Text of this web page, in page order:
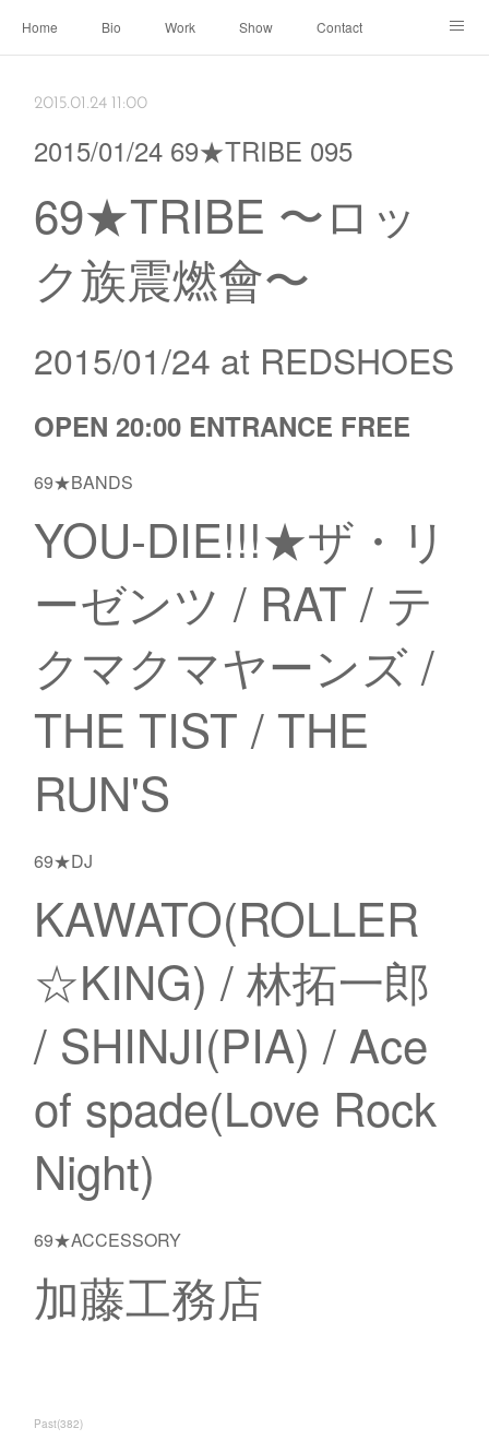
Home Bio Work Show Contact
2015.01.24 11:00
2015/01/24 69★TRIBE 095
69★TRIBE 〜ロッ
ク族震燃會〜
2015/01/24 at REDSHOES
OPEN 20:00 ENTRANCE FREE
69★BANDS
YOU-DIE!!!★ザ・リ
ーゼンツ / RAT / テ
クマクマヤーンズ /
THE TIST / THE
RUN'S
69★DJ
KAWATO(ROLLER
☆KING) / 林拓一郎
/ SHINJI(PIA) / Ace
of spade(Love Rock
Night)
69★ACCESSORY
加藤工務店
Past(382)